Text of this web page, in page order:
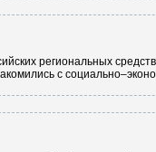
региональных
с